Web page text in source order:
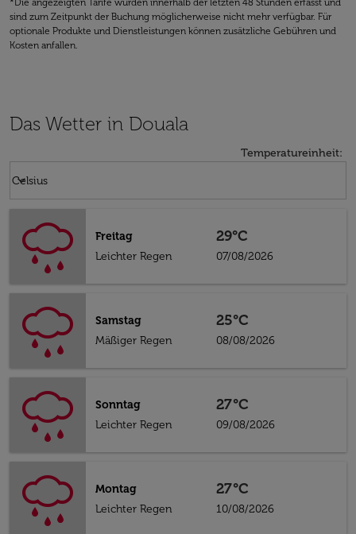
*Die angezeigten Tarife wurden innerhalb der letzten 48 Stunden erfasst und
sind zum Zeitpunkt der Buchung möglicherweise nicht mehr verfügbar. Für
optionale Produkte und Dienstleistungen können zusätzliche Gebühren und
Kosten anfallen.
Das Wetter in Douala
Temperatureinheit:
Celsius
keyboard_arrow_down
Freitag
Leichter Regen
29°C
07/08/2026
Samstag
Mäßiger Regen
25°C
08/08/2026
Sonntag
Leichter Regen
27°C
09/08/2026
Montag
Leichter Regen
27°C
10/08/2026